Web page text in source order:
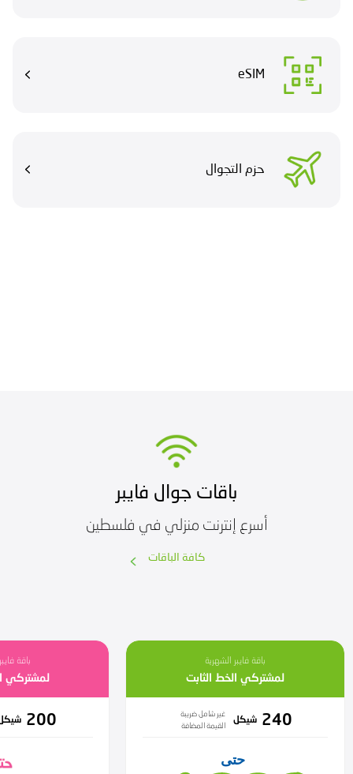
eSIM
حزم التجوال
باقات جوال فايبر
أسرع إنترنت منزلي في فلسطين
كافة الباقات
باقة فايبر الشهرية
لمشتركي الخط الثابت
240 شيكل
غير شامل ضريبة
القيمة المضافة
باقة
لمشتركي
200